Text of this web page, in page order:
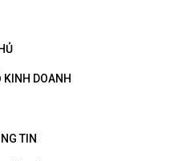
KINH DOANH
TIN